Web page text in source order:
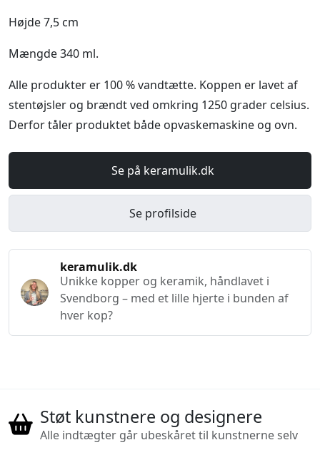
Højde 7,5 cm
Mængde 340 ml.
Alle produkter er 100 % vandtætte. Koppen er lavet af
stentøjsler og brændt ved omkring 1250 grader celsius.
Derfor tåler produktet både opvaskemaskine og ovn.
Se på keramulik.dk
Se profilside
keramulik.dk
Unikke kopper og keramik, håndlavet i
Svendborg – med et lille hjerte i bunden af
hver kop?
Støt kunstnere og designere
Alle indtægter går ubeskåret til kunstnerne selv